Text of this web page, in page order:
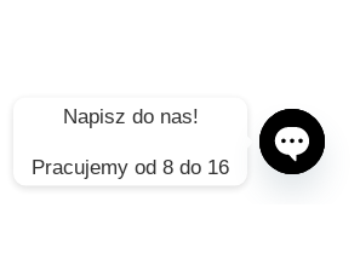
Klimatyzacja
Napisz do nas!
Pracujemy od 8 do 16